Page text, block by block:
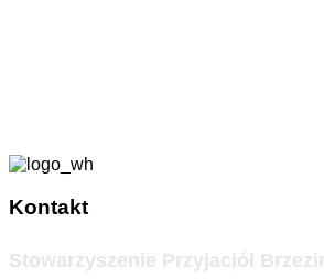
Kontakt
Stowarzyszenie Przyjaciół